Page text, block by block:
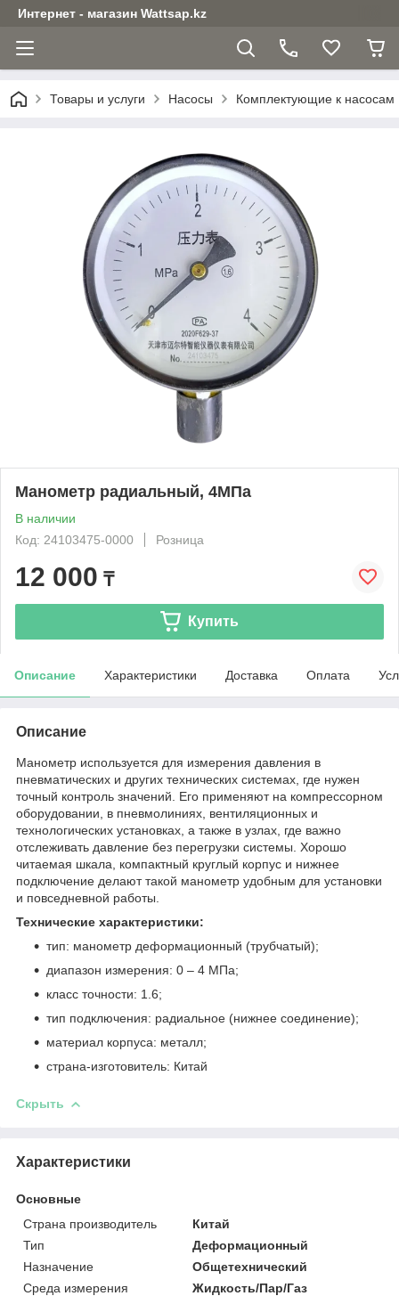
Интернет - магазин Wattsap.kz
Товары и услуги Насосы Комплектующие к насосам
Манометр радиальный, 4МПа
В наличии
Код: 24103475-0000
Розница
12 000 ₸
Купить
Описание Характеристики Доставка Оплата
Описание
Манометр используется для измерения давления в
пневматических и других технических системах, где нужен
точный контроль значений. Его применяют на компрессорном
оборудовании, в пневмолиниях, вентиляционных и
технологических установках, а также в узлах, где важно
отслеживать давление без перегрузки системы. Хорошо
читаемая шкала, компактный круглый корпус и нижнее
подключение делают такой манометр удобным для установки
и повседневной работы.
Технические характеристики:
тип: манометр деформационный (трубчатый);
диапазон измерения: 0 – 4 МПа;
класс точности: 1.6;
тип подключения: радиальное (нижнее соединение);
материал корпуса: металл;
страна-изготовитель: Китай
Скрыть
Характеристики
Основные
Страна производитель
Китай
Тип
Деформационный
Назначение
Общетехнический
Среда измерения
Жидкость/Пар/Газ